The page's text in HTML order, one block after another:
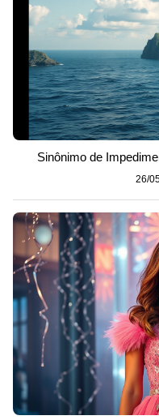
Sinônimo de
26/